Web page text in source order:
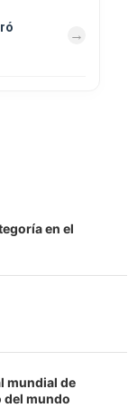
en el
mundial de
mundo